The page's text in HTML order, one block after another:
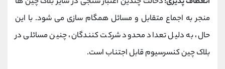
منجر به اجماع متقابل و مسائل همگام سازی می شود. با این
حال، به دلیل تعداد محدود شرکت کنندگان، چنین مسائلی در
بلاک چین کنسرسیوم قابل اجتناب است.